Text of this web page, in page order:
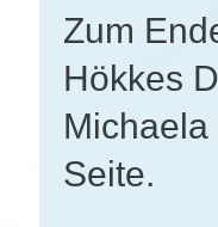
Zum
Hökkes
Seite.